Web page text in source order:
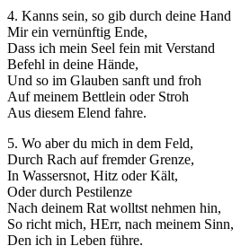
4. Kanns sein, so gib durch deine Hand
Mir ein vernünftig Ende,
Dass ich mein Seel fein mit Verstand
Befehl in deine Hände,
Und so im Glauben sanft und froh
Auf meinem Bettlein oder Stroh
Aus diesem Elend fahre.
5. Wo aber du mich in dem Feld,
Durch Rach auf fremder Grenze,
In Wassersnot, Hitz oder Kält,
Oder durch Pestilenze
Nach deinem Rat wolltst nehmen hin,
So richt mich, HErr, nach meinem Sinn,
Den ich in Leben führe.